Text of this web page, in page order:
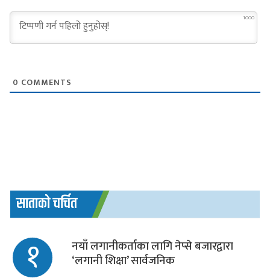
1000
0 COMMENTS
साताको चर्चित
१ नयाँ लगानीकर्ताका लागि नेप्से बजारद्वारा
‘लगानी शिक्षा’ सार्वजनिक